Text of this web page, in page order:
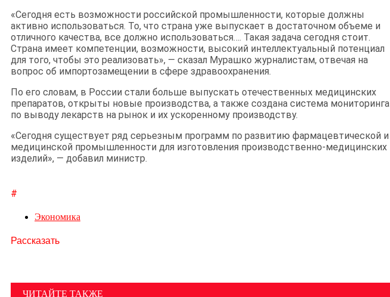
«Сегодня есть возможности российской промышленности, которые должны
активно использоваться. То, что страна уже выпускает в достаточном объеме и
отличного качества, все должно использоваться…. Такая задача сегодня стоит.
Страна имеет компетенции, возможности, высокий интеллектуальный потенциал
для того, чтобы это реализовать», — сказал Мурашко журналистам, отвечая на
вопрос об импортозамещении в сфере здравоохранения.
По его словам, в России стали больше выпускать отечественных медицинских
препаратов, открыты новые производства, а также создана система мониторинга
по выводу лекарств на рынок и их ускоренному производству.
«Сегодня существует ряд серьезным программ по развитию фармацевтической и
медицинской промышленности для изготовления производственно-медицинских
изделий», — добавил министр.
#
Экономика
Рассказать
ЧИТАЙТЕ ТАКЖЕ